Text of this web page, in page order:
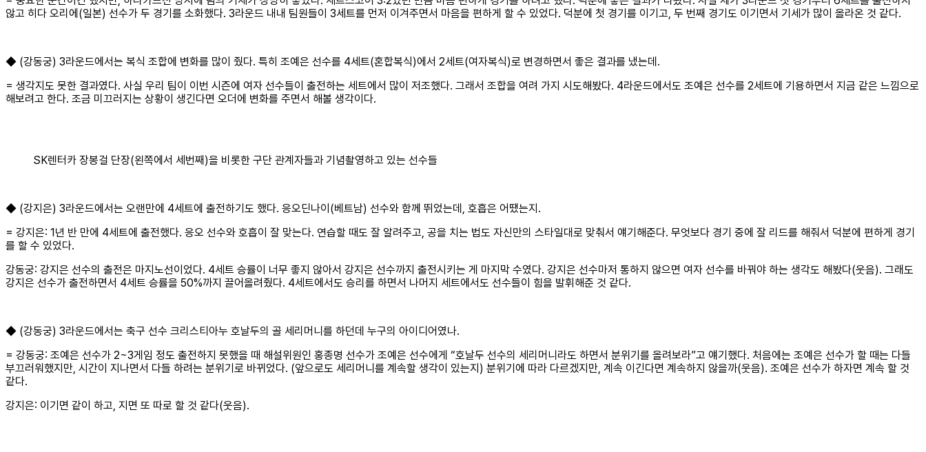
않고 히다 오리에(일본) 선수가 두 경기를 소화했다. 3라운드 내내 팀원들이 3세트를 먼저 이겨주면서 마음을 편하게 할 수 있었다. 덕분에 첫 경기를 이기고, 두 번째 경기도 이기면서 기세가 많이 올라온 것 같다.
◆ (강동궁) 3라운드에서는 복식 조합에 변화를 많이 줬다. 특히 조예은 선수를 4세트(혼합복식)에서 2세트(여자복식)로 변경하면서 좋은 결과를 냈는데.
= 생각지도 못한 결과였다. 사실 우리 팀이 이번 시즌에 여자 선수들이 출전하는 세트에서 많이 저조했다. 그래서 조합을 여려 가지 시도해봤다. 4라운드에서도 조예은 선수를 2세트에 기용하면서 지금 같은 느낌으로
해보려고 한다. 조금 미끄러지는 상황이 생긴다면 오더에 변화를 주면서 해볼 생각이다.
SK렌터카 장봉걸 단장(왼쪽에서 세번째)을 비롯한 구단 관계자들과 기념촬영하고 있는 선수들
◆ (강지은) 3라운드에서는 오랜만에 4세트에 출전하기도 했다. 응오딘나이(베트남) 선수와 함께 뛰었는데, 호흡은 어땠는지.
= 강지은: 1년 반 만에 4세트에 출전했다. 응오 선수와 호흡이 잘 맞는다. 연습할 때도 잘 알려주고, 공을 치는 법도 자신만의 스타일대로 맞춰서 얘기해준다. 무엇보다 경기 중에 잘 리드를 해줘서 덕분에 편하게 경기
를 할 수 있었다.
강동궁: 강지은 선수의 출전은 마지노선이었다. 4세트 승률이 너무 좋지 않아서 강지은 선수까지 출전시키는 게 마지막 수였다. 강지은 선수마저 통하지 않으면 여자 선수를 바꿔야 하는 생각도 해봤다(웃음). 그래도
강지은 선수가 출전하면서 4세트 승률을 50%까지 끌어올려줬다. 4세트에서도 승리를 하면서 나머지 세트에서도 선수들이 힘을 발휘해준 것 같다.
◆ (강동궁) 3라운드에서는 축구 선수 크리스티아누 호날두의 골 세리머니를 하던데 누구의 아이디어였나.
= 강동궁: 조예은 선수가 2~3게임 정도 출전하지 못했을 때 해설위원인 홍종명 선수가 조예은 선수에게 “호날두 선수의 세리머니라도 하면서 분위기를 올려보라”고 얘기했다. 처음에는 조예은 선수가 할 때는 다들
부끄러워했지만, 시간이 지나면서 다들 하려는 분위기로 바뀌었다. (앞으로도 세리머니를 계속할 생각이 있는지) 분위기에 따라 다르겠지만, 계속 이긴다면 계속하지 않을까(웃음). 조예은 선수가 하자면 계속 할 것
같다.
강지은: 이기면 같이 하고, 지면 또 따로 할 것 같다(웃음).